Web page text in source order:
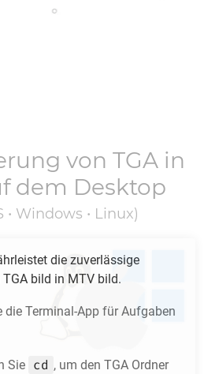
von TGAin
dem Desktop
• Windows • Linux)
die zuverlässige
TGA bild in MTV bild.
die Terminal-App für Aufgaben
Sie cd , um den TGA Ordner